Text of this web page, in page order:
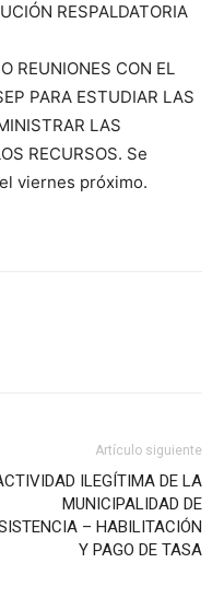
RESPALDATORIA
REUNIONES CON EL
PARA ESTUDIAR LAS
LAS
RECURSOS. Se
viernes próximo.
Artículo siguiente
ILEGÍTIMA DE LA
MUNICIPALIDAD DE
– HABILITACIÓN
Y PAGO DE TASA